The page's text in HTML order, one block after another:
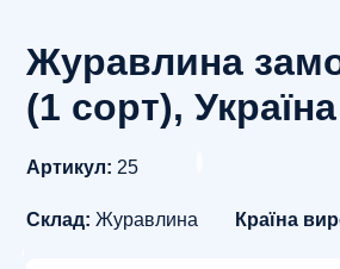
Журавлина
(1 сорт), Україна
Артикул: 25
Склад:Журавлина Країна